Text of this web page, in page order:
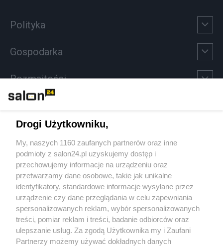
Polityka
Gospodarka
Rozmaitości
Sport
Społeczeństwo
Kultura
X Facebook Instagram Youtube
Drogi Użytkowniku,
My, naszych 1160 zaufanych partnerów oraz inne
podmioty z salon24.pl uzyskujemy dostęp i
przechowujemy informacje na urządzeniu oraz
przetwarzamy dane osobowe, takie jak unikalne
identyfikatory, standardowe informacje wysyłane przez
urządzenie czy dane przeglądania w celu zapewniania
spersonalizowanych reklam, wybór spersonalizowanych
treści, pomiar reklam i treści, badanie odbiorców oraz
ulepszanie usług. Za zgodą Użytkownika my i Zaufani
Partnerzy możemy używać dokładnych danych